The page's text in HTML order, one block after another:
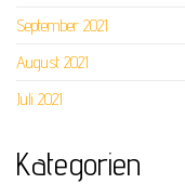
September 2021
August 2021
Juli 2021
Kategorien